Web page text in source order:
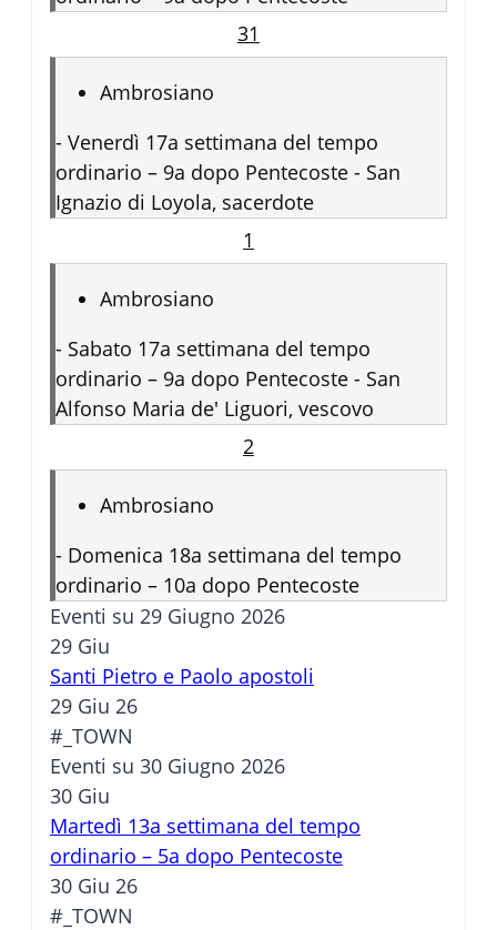
31
Ambrosiano
- Venerdì 17a settimana del tempo
ordinario – 9a dopo Pentecoste - San
Ignazio di Loyola, sacerdote
1
Ambrosiano
- Sabato 17a settimana del tempo
ordinario – 9a dopo Pentecoste - San
Alfonso Maria de' Liguori, vescovo
2
Ambrosiano
- Domenica 18a settimana del tempo
ordinario – 10a dopo Pentecoste
Eventi su 29 Giugno 2026
29 Giu
Santi Pietro e Paolo apostoli
29 Giu 26
#_TOWN
Eventi su 30 Giugno 2026
30 Giu
Martedì 13a settimana del tempo
ordinario – 5a dopo Pentecoste
30 Giu 26
#_TOWN